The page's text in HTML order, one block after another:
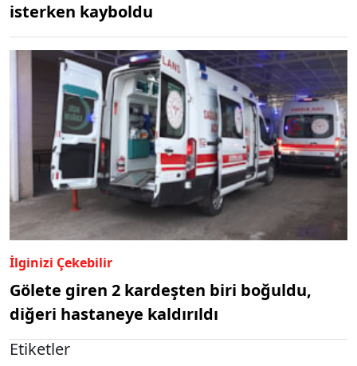
isterken kayboldu
İlginizi Çekebilir
Gölete giren 2 kardeşten biri boğuldu,
diğeri hastaneye kaldırıldı
Etiketler